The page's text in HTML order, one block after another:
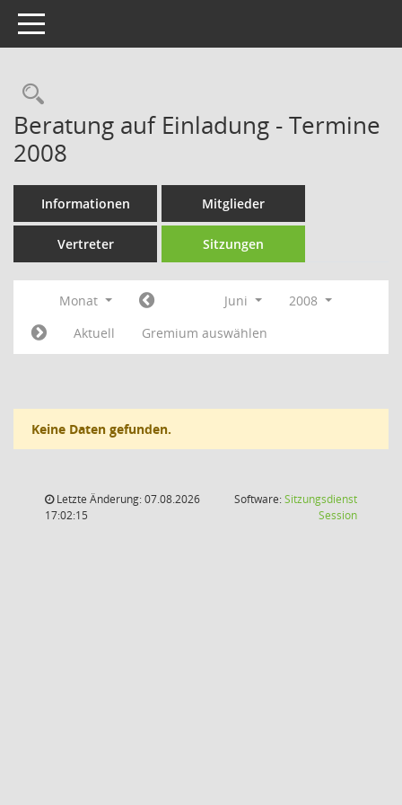
Toggle navigation
Rechercheauswahl
Beratung auf Einladung - Termine
2008
Informationen Mitglieder
Vertreter Sitzungen
Monat Juni
2008
Aktuell
Gremium auswählen
Keine Daten gefunden.
Letzte Änderung: 07.08.2026
17:02:15
Software:Sitzungsdienst
Session(Wird in